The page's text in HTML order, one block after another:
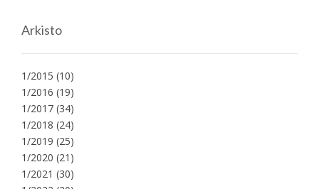
Arkisto
1/2015 (10)
1/2016 (19)
1/2017 (34)
1/2018 (24)
1/2019 (25)
1/2020 (21)
1/2021 (30)